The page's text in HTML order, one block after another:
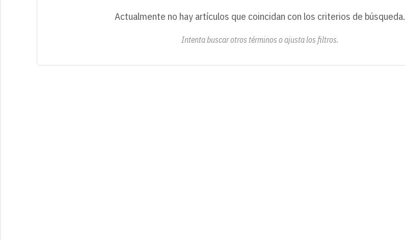
Actualmente no hay artículos que coincidan con los criterios de búsqueda.
Intenta buscar otros términos o ajusta los filtros.